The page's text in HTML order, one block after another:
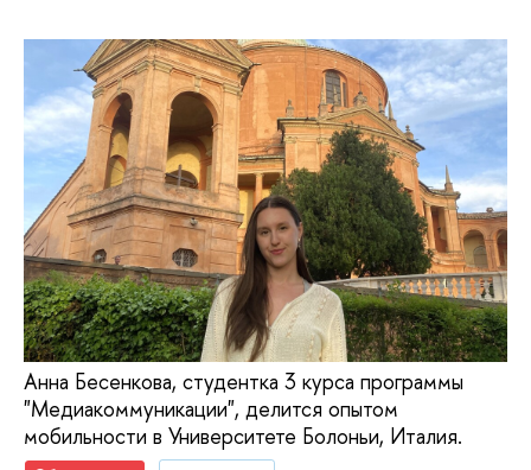
Анна Бесенкова, студентка 3 курса программы
"Медиакоммуникации", делится опытом
мобильности в Университете Болоньи, Италия.